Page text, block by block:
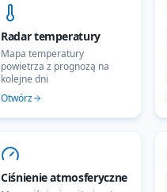
Radar temperatury
Mapa temperatury
powietrza z prognozą na
kolejne dni
Otwórz
Ciśnienie atmosferyczne